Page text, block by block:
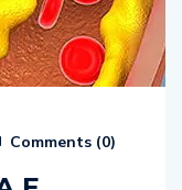
Comments (0)